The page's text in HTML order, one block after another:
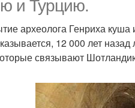
и Турцию.
археолога Генриха
12 000 лет
связывают